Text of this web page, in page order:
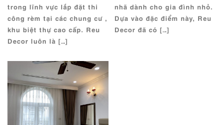
trong lĩnh vực lắp đặt thi
công rèm tại các chung cư ,
khu biệt thự cao cấp. Reu
Decor luôn là […]
nhã dành cho gia đình nhỏ.
Dựa vào đặc điểm này, Reu
Decor đã có […]